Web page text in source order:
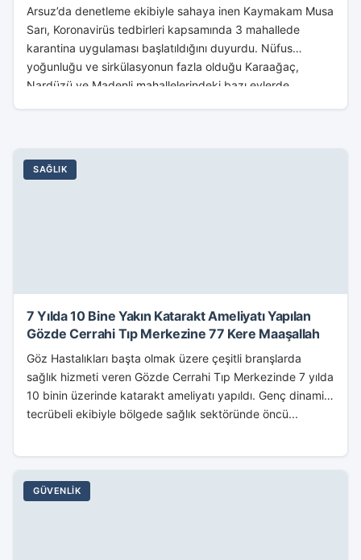
Arsuz’da denetleme ekibiyle sahaya inen Kaymakam Musa
Sarı, Koronavirüs tedbirleri kapsamında 3 mahallede
karantina uygulaması başlatıldığını duyurdu. Nüfus
yoğunluğu ve sirkülasyonun fazla olduğu Karaağaç,
Nardüzü ve Madenli mahallelerindeki bazı evlerde...
SAĞLIK
7 Yılda 10 Bine Yakın Katarakt Ameliyatı Yapılan
Gözde Cerrahi Tıp Merkezine 77 Kere Maaşallah
Göz Hastalıkları başta olmak üzere çeşitli branşlarda
sağlık hizmeti veren Gözde Cerrahi Tıp Merkezinde 7 yılda
10 binin üzerinde katarakt ameliyatı yapıldı. Genç dinamik,
tecrübeli ekibiyle bölgede sağlık sektöründe öncü...
GÜVENLIK